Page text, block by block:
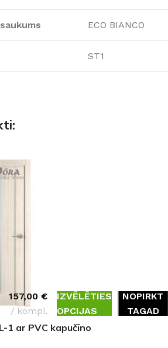
ECO BIANCO
ST1
1 ar PVC kapučīno
157,00 €
kompl.
IZVĒLĒTIES
OPCIJAS
NOPIRKT
TAGAD